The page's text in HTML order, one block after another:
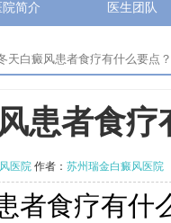
院简介 医生团队
天白癜风患者食疗有什么要点？
患者食疗
医院 作者： 苏州瑞金白癜风医院
食疗有什